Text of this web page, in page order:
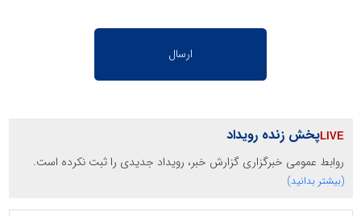
پخش زنده رویداد
روابط عمومی خبرگزاری گزارش خبر، رویداد جدیدی را ثبت نکرده است.
(بیشتر بدانید)